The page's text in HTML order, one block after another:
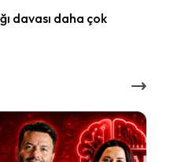
davası daha çok